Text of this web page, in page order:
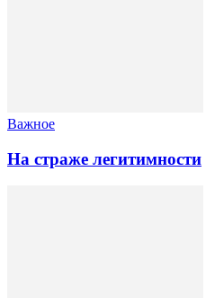
Важное
На страже легитимности